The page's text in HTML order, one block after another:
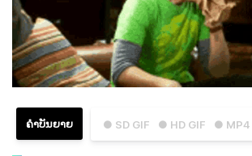
● SD GIF ● HD GIF ● MP4
ຄຳບັນຍາຍ